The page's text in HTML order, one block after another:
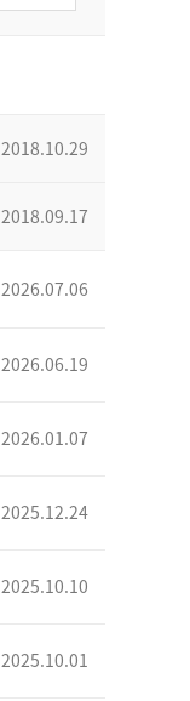
2018.10.29
2018.09.17
2026.07.06
2026.06.19
2026.01.07
2025.12.24
2025.10.10
2025.10.01